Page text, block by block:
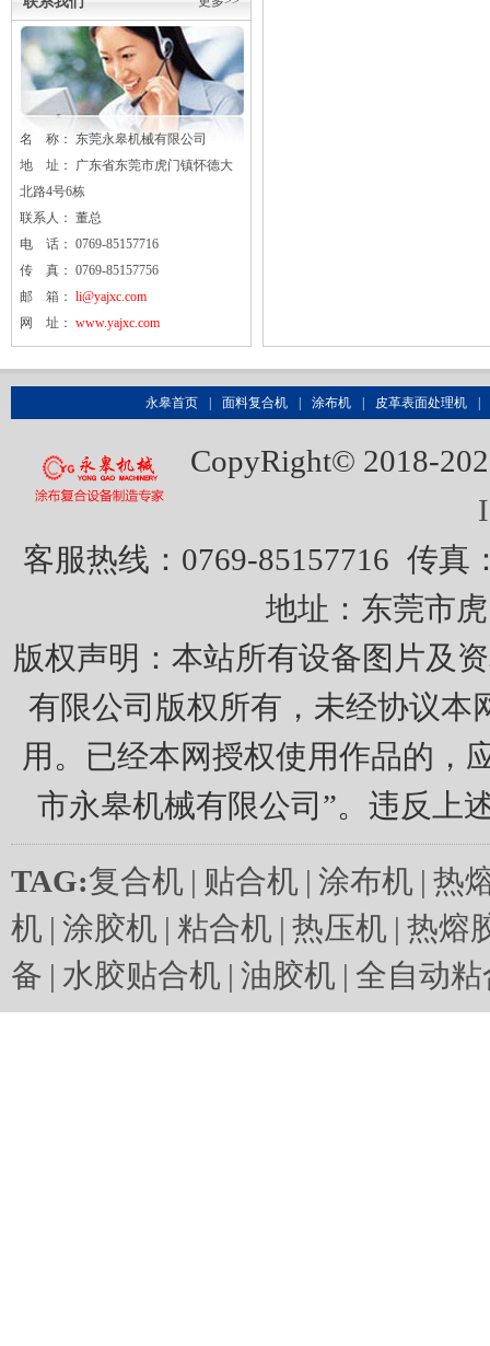
名 称： 东莞永皋机械有限公司
地 址： 广东省东莞市虎门镇怀德大
北路4号6栋
联系人： 董总
电 话： 0769-85157716
传 真： 0769-85157756
邮 箱： li@yajxc.com
网 址： www.yajxc.com
永皋首页 面料复合机 涂布机 皮革表面处理机
CopyRight© 2018-
客服热线：0769-85157716 传真
地址：东莞市
版权声明：本站所有设备图片及
有限公司版权所有，未经协议本
用。已经本网授权使用作品的，
市永皋机械有限公司”。违反上
TAG:复合机 | 贴合机 | 涂布机 | 热
机 | 涂胶机 | 粘合机 | 热压机 | 热熔
备 | 水胶贴合机 | 油胶机 | 全自动粘